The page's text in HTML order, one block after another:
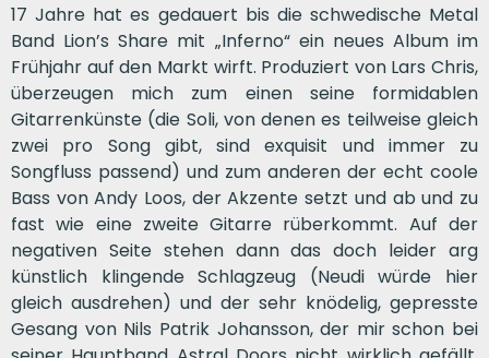
17 Jahre hat es gedauert bis die schwedische Metal
Band Lion’s Share mit „Inferno“ ein neues Album im
Frühjahr auf den Markt wirft. Produziert von Lars Chris,
überzeugen mich zum einen seine formidablen
Gitarrenkünste (die Soli, von denen es teilweise gleich
zwei pro Song gibt, sind exquisit und immer zu
Songfluss passend) und zum anderen der echt coole
Bass von Andy Loos, der Akzente setzt und ab und zu
fast wie eine zweite Gitarre rüberkommt. Auf der
negativen Seite stehen dann das doch leider arg
künstlich klingende Schlagzeug (Neudi würde hier
gleich ausdrehen) und der sehr knödelig, gepresste
Gesang von Nils Patrik Johansson, der mir schon bei